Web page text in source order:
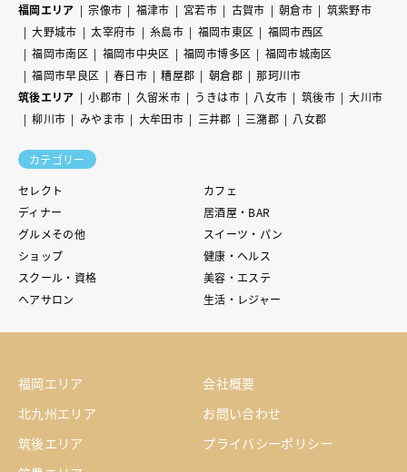
福岡エリア
宗像市 福津市 宮若市 古賀市 朝倉市
筑紫野市
大野城市
太宰府市 糸島市 福岡市東区
福岡市西区
福岡市南区
福岡市中央区 福岡市博多区
福岡市城南区
福岡市早良区
春日市 糟屋郡 朝倉郡
那珂川市
筑後エリア
小郡市 久留米市 うきは市 八女市 筑後市
大川市
柳川市
みやま市 大牟田市 三井郡 三潴郡 八女郡
カテゴリー
セレクト
カフェ
ディナー
居酒屋・BAR
グルメその他
スイーツ・パン
ショップ
健康・ヘルス
スクール・資格
美容・エステ
ヘアサロン
生活・レジャー
福岡エリア
北九州エリア
筑後エリア
会社概要
お問い合わせ
プライバシーポリシー